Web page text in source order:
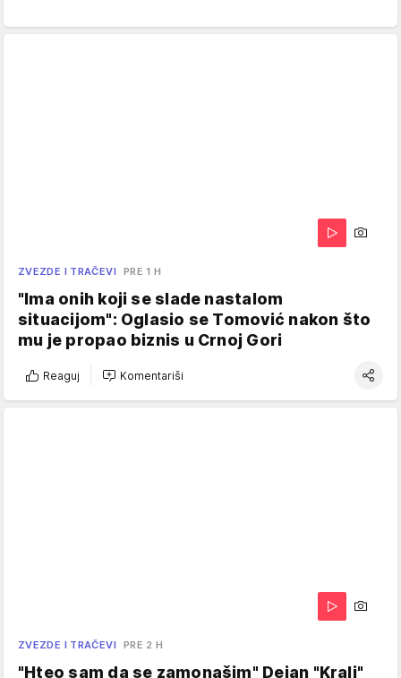
ZVEZDE I TRAČEVI PRE 1 H
"Ima onih koji se slade nastalom
situacijom": Oglasio se Tomović nakon što
mu je propao biznis u Crnoj Gori
Reaguj Komentariši
ZVEZDE I TRAČEVI PRE 2 H
"Hteo sam da se zamonašim" Dejan "Kralj"